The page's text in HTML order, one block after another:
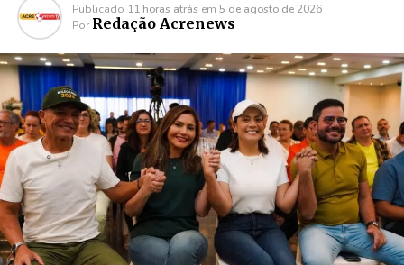
Publicado 11 horas atrás em 5 de agosto de 2026
Por Redação Acrenews